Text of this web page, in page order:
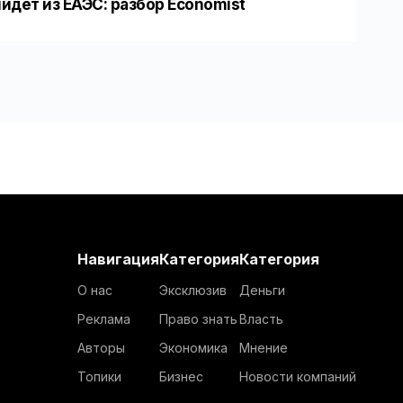
из ЕАЭС: разбор Economist
Навигация
О нас
Реклама
Авторы
Топики
Категория
Эксклюзив
Право знать
Экономика
Бизнес
Категория
Деньги
Власть
Мнение
Новости компаний